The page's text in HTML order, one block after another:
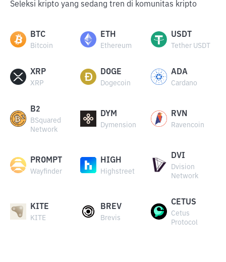
Seleksi kripto yang sedang tren di komunitas kripto
BTC
Bitcoin
ETH
Ethereum
USDT
Tether USDT
XRP
XRP
DOGE
Dogecoin
ADA
Cardano
B2
BSquared
Network
DYM
Dymension
RVN
Ravencoin
PROMPT
Wayfinder
HIGH
Highstreet
DVI
Dvision
Network
KITE
KITE
BREV
Brevis
CETUS
Cetus
Protocol